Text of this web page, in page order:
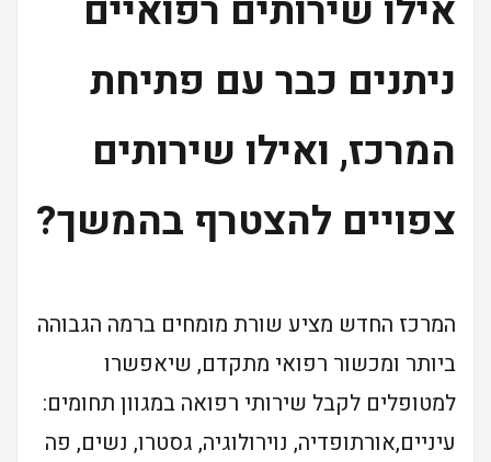
אילו שירותים רפואיים
ניתנים כבר עם פתיחת
המרכז, ואילו שירותים
צפויים להצטרף בהמשך?
המרכז החדש מציע שורת מומחים ברמה הגבוהה
ביותר ומכשור רפואי מתקדם, שיאפשרו
למטופלים לקבל שירותי רפואה במגוון תחומים:
עיניים,אורתופדיה, נוירולוגיה, גסטרו, נשים, פה